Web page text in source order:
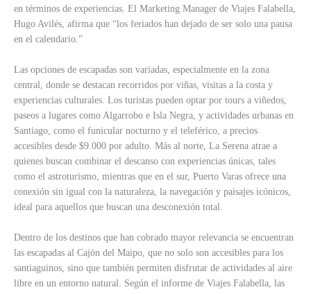
en términos de experiencias. El Marketing Manager de Viajes Falabella,
Hugo Avilés, afirma que “los feriados han dejado de ser solo una pausa
en el calendario.”
Las opciones de escapadas son variadas, especialmente en la zona
central, donde se destacan recorridos por viñas, visitas a la costa y
experiencias culturales. Los turistas pueden optar por tours a viñedos,
paseos a lugares como Algarrobo e Isla Negra, y actividades urbanas en
Santiago, como el funicular nocturno y el teleférico, a precios
accesibles desde $9.000 por adulto. Más al norte, La Serena atrae a
quienes buscan combinar el descanso con experiencias únicas, tales
como el astroturismo, mientras que en el sur, Puerto Varas ofrece una
conexión sin igual con la naturaleza, la navegación y paisajes icónicos,
ideal para aquellos que buscan una desconexión total.
Dentro de los destinos que han cobrado mayor relevancia se encuentran
las escapadas al Cajón del Maipo, que no solo son accesibles para los
santiaguinos, sino que también permiten disfrutar de actividades al aire
libre en un entorno natural. Según el informe de Viajes Falabella, las